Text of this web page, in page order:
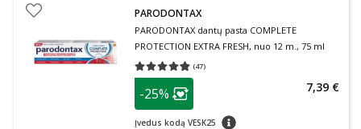
PARODONTAX
PARODONTAX dantų pasta COMPLETE
PROTECTION EXTRA FRESH, nuo 12 m., 75 ml
(47)
Vidutinis įvertinimas 4.79
patarimas
Lojalumo klubo narių nuolaida
-25%
Įvedus kodą VESK25 patarimas
7,39 €